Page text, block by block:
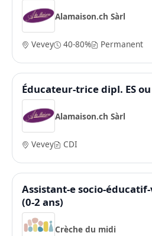
Alamaison.ch Sàrl
Vevey 40-80% Permanent
Éducateur-trice dipl. ES ou
Alamaison.ch Sàrl
Vevey CDI
Assistant-e socio-éducatif-
(0-2 ans)
Crèche du midi